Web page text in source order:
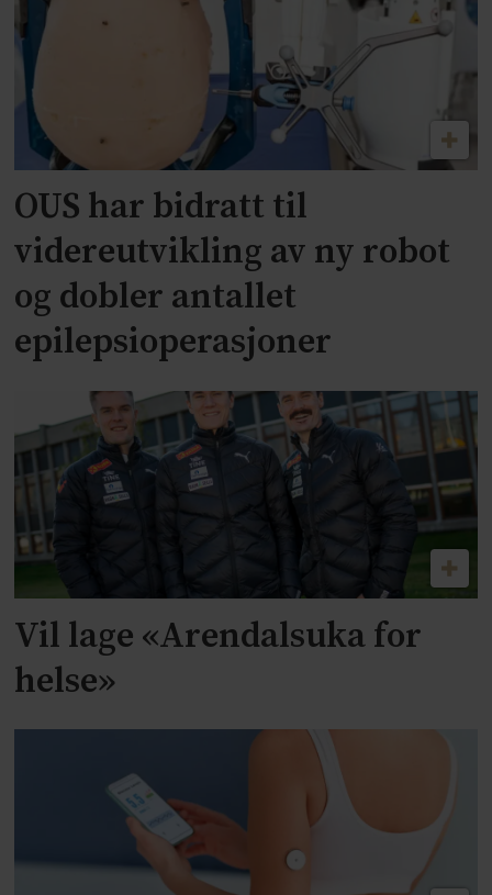
OUS har bidratt til
videreutvikling av ny robot
og dobler antallet
epilepsioperasjoner
Vil lage «Arendalsuka for
helse»